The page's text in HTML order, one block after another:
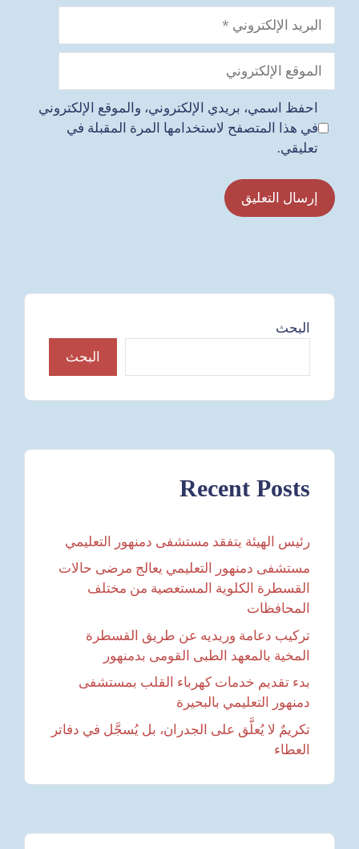
البريد
الإلكتروني
الموقع
الإلكتروني
احفظ اسمي، بريدي الإلكتروني، والموقع الإلكتروني
في هذا المتصفح لاستخدامها المرة المقبلة في
تعليقي.
البحث
البحث
Recent Posts
رئيس الهيئة يتفقد مستشفى دمنهور التعليمي
مستشفى دمنهور التعليمي يعالج مرضى حالات
القسطرة الكلوية المستعصية من مختلف
المحافظات
تركيب دعامة وريديه عن طريق القسطرة
المخية بالمعهد الطبى القومى بدمنهور
بدء تقديم خدمات كهرباء القلب بمستشفى
دمنهور التعليمي بالبحيرة
تكريمٌ لا يُعلَّق على الجدران، بل يُسجَّل في دفاتر
العطاء